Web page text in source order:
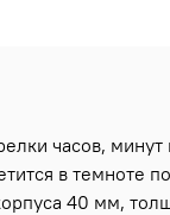
часов, минут
в темноте
40 мм,